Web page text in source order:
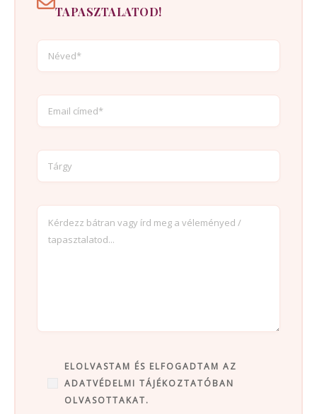
TAPASZTALATOD!
ELOLVASTAM ÉS ELFOGADTAM AZ
ADATVÉDELMI TÁJÉKOZTATÓBAN
OLVASOTTAKAT.